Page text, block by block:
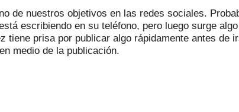
de nuestros objetivos en las redes sociales.
escribiendo en su teléfono, pero luego surge
tiene prisa por publicar algo rápidamente antes de
medio de la publicación.